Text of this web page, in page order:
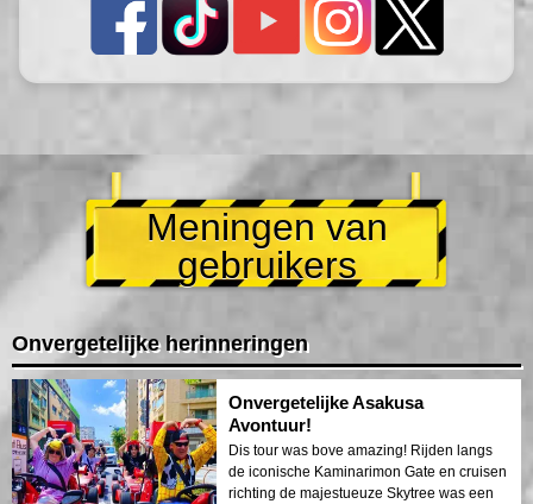
Meningen van
gebruikers
Onvergetelijke herinneringen
Onvergetelijke Asakusa
Avontuur!
Dis tour was bove amazing! Rijden langs
de iconische Kaminarimon Gate en cruisen
richting de majestueuze Skytree was een